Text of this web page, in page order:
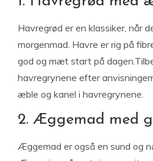
Havregrød er en klassiker, når
morgenmad. Havre er rig på
god og mæt start på
havregrynene efter
æble og kanel i havregrynene.
2. Æggemad med
Æggemad er også en sund og